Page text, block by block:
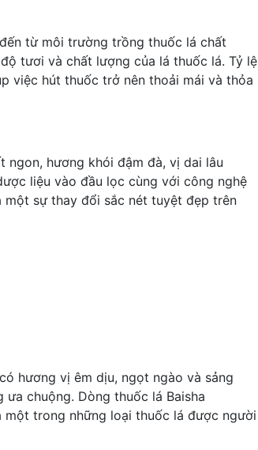
từ môi trường trồng thuốc lá chất
tươi và chất lượng của lá thuốc lá. Tỷ lệ
việc hút thuốc trở nên thoải mái và thỏa
ngon, hương khói đậm đà, vị dai lâu
liệu vào đầu lọc cùng với công nghệ
một sự thay đổi sắc nét tuyệt đẹp trên
hương vị êm dịu, ngọt ngào và sảng
chuộng. Dòng thuốc lá Baisha
trong những loại thuốc lá được người